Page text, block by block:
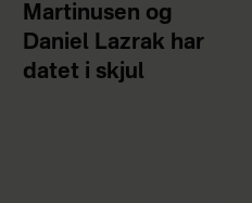
Martinusen og
Daniel Lazrak har
datet i skjul